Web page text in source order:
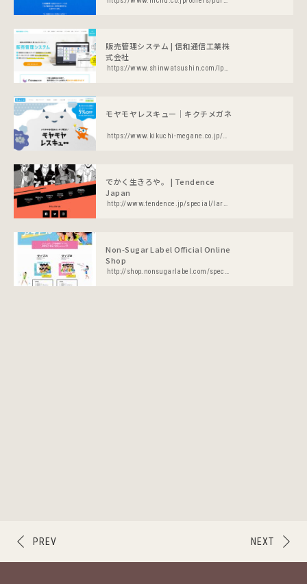
販売管理システム | 信和通信工業株
式会社
https://www.shinwatsushin.com/lp/hanbaikanri
モヤモヤレスキュー｜キクチメガネ
https://www.kikuchi-megane.co.jp/special/moyamoya-rescue/
でかく生きろや。 | Tendence
Japan
http://www.tendence.jp/special/larger_than_life/
Non-Sugar Label Official Online
Shop
http://shop.nonsugarlabel.com/special/cd2017/
NEXT
PREV